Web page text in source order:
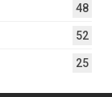
48
52
25